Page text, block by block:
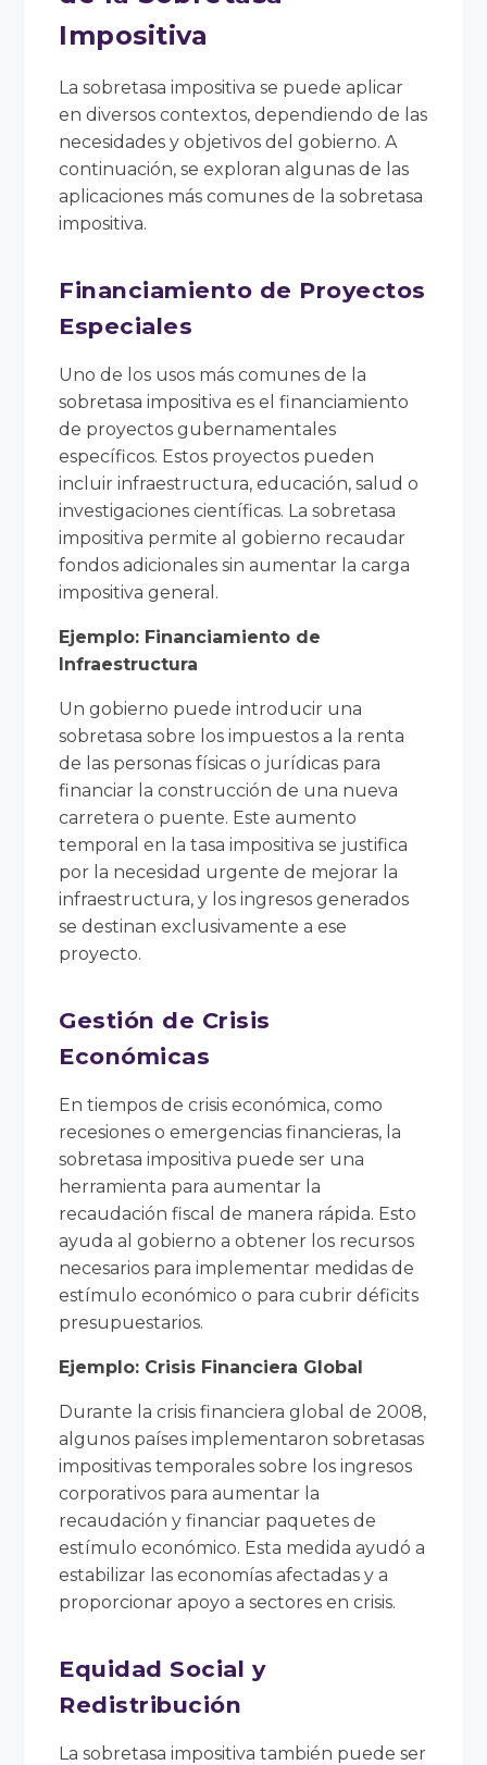
Impositiva
La sobretasa impositiva se puede aplicar
en diversos contextos, dependiendo de las
necesidades y objetivos del gobierno. A
continuación, se exploran algunas de las
aplicaciones más comunes de la sobretasa
impositiva.
Financiamiento de Proyectos
Especiales
Uno de los usos más comunes de la
sobretasa impositiva es el financiamiento
de proyectos gubernamentales
específicos. Estos proyectos pueden
incluir infraestructura, educación, salud o
investigaciones científicas. La sobretasa
impositiva permite al gobierno recaudar
fondos adicionales sin aumentar la carga
impositiva general.
Ejemplo: Financiamiento de
Infraestructura
Un gobierno puede introducir una
sobretasa sobre los impuestos a la renta
de las personas físicas o jurídicas para
financiar la construcción de una nueva
carretera o puente. Este aumento
temporal en la tasa impositiva se justifica
por la necesidad urgente de mejorar la
infraestructura, y los ingresos generados
se destinan exclusivamente a ese
proyecto.
Gestión de Crisis
Económicas
En tiempos de crisis económica, como
recesiones o emergencias financieras, la
sobretasa impositiva puede ser una
herramienta para aumentar la
recaudación fiscal de manera rápida. Esto
ayuda al gobierno a obtener los recursos
necesarios para implementar medidas de
estímulo económico o para cubrir déficits
presupuestarios.
Ejemplo: Crisis Financiera Global
Durante la crisis financiera global de 2008,
algunos países implementaron sobretasas
impositivas temporales sobre los ingresos
corporativos para aumentar la
recaudación y financiar paquetes de
estímulo económico. Esta medida ayudó a
estabilizar las economías afectadas y a
proporcionar apoyo a sectores en crisis.
Equidad Social y
Redistribución
La sobretasa impositiva también puede ser